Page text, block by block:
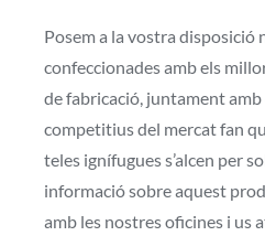
Posem a la vostra disposició
confeccionades amb els
de fabricació, juntament amb
competitius del mercat fan
teles ignífugues s’alcen per
informació sobre aquest
amb les nostres oficines i us